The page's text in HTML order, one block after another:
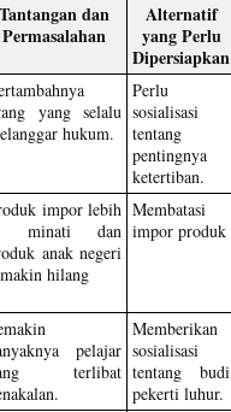
Tantangan dan
Permasalahan
Alternatif
yang Perlu
Dipersiapkan
yang selalu
hukum.
Perlu
sosialisasi
tentang
pentingnya
ketertiban.
impor lebih
minati dan
anak negeri
hilang
Membatasi
impor produk
pelajar
terlibat
Memberikan
sosialisasi
tentang budi
pekerti luhur.